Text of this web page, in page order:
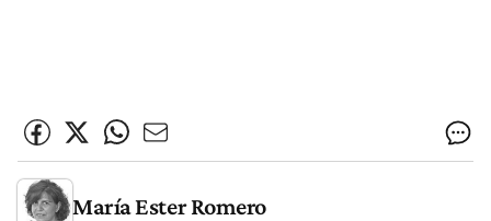
María Ester Romero